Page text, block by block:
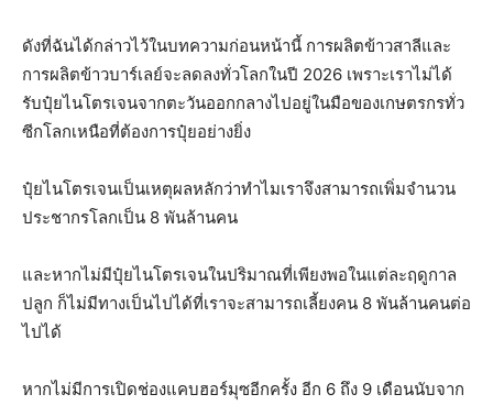
ดังที่ฉันได้กล่าวไว้ในบทความก่อนหน้านี้ การผลิตข้าวสาลีและ
การผลิตข้าวบาร์เลย์จะลดลงทั่วโลกในปี 2026 เพราะเราไม่ได้
รับปุ๋ยไนโตรเจนจากตะวันออกกลางไปอยู่ในมือของเกษตรกรทั่ว
ซีกโลกเหนือที่ต้องการปุ๋ยอย่างยิ่ง
ปุ๋ยไนโตรเจนเป็นเหตุผลหลักว่าทำไมเราจึงสามารถเพิ่มจำนวน
ประชากรโลกเป็น 8 พันล้านคน
และหากไม่มีปุ๋ยไนโตรเจนในปริมาณที่เพียงพอในแต่ละฤดูกาล
ปลูก ก็ไม่มีทางเป็นไปได้ที่เราจะสามารถเลี้ยงคน 8 พันล้านคนต่อ
ไปได้
หากไม่มีการเปิดช่องแคบฮอร์มุซอีกครั้ง อีก 6 ถึง 9 เดือนนับจาก